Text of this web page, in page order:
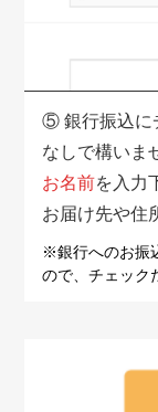
⑤ 銀行振込に
なしで構いま
お名前を入力
お届け先や住
※銀行へのお振
ので、チェック